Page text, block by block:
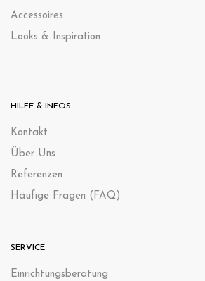
Accessoires
Looks & Inspiration
HILFE & INFOS
Kontakt
Über Uns
Referenzen
Häufige Fragen (FAQ)
SERVICE
Einrichtungsberatung